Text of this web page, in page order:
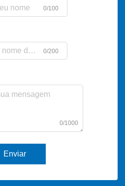
0/100
0/200
0/1000
Enviar